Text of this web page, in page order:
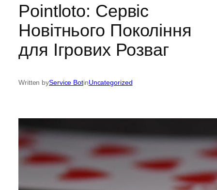
Pointloto: Сервіс
Новітнього Покоління
для Ігрових Розваг
Written byService BotinUncategorized